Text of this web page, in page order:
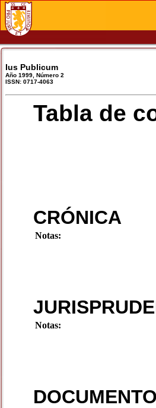
Ius Publicum
Año 1999, Número 2
ISSN: 0717-4063
Tabla de
CRÓNICA
Notas:
Notas: